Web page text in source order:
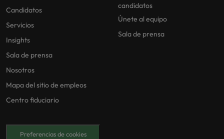
Candidatos
Servicios
Insights
Sala de prensa
Nosotros
Mapa del sitio de empleos
Centro fiduciario
candidatos
Únete al equipo
Sala de prensa
Preferencias de cookies